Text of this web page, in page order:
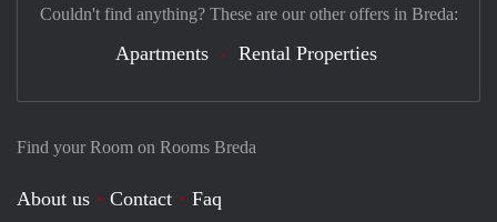
Find your Room on Rooms Breda
About us Contact
Faq
Couldn't find anything? These are our other offers in Breda:
Apartments Rental Properties